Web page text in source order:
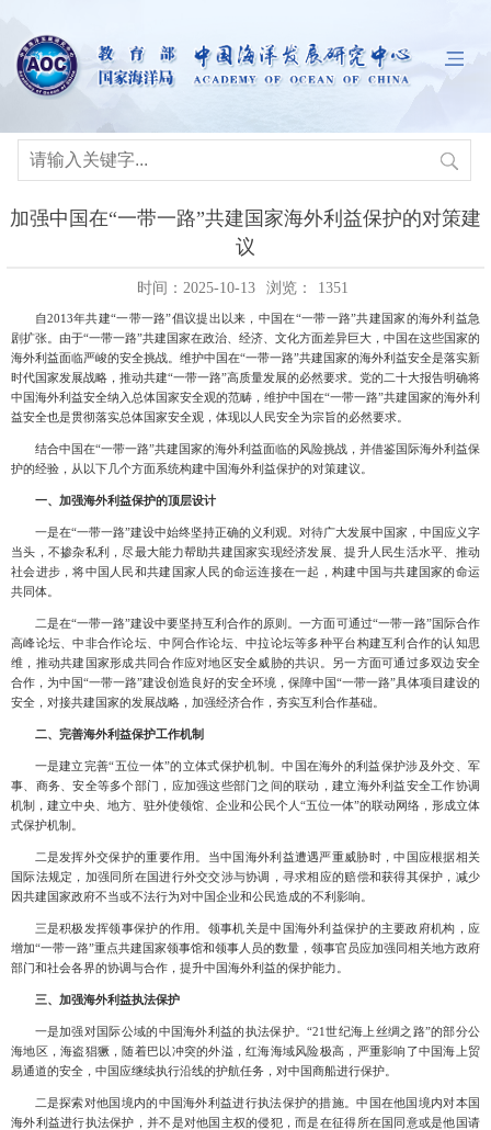
加强中国在“一带一路”共建国家海外利益保护的对策建
议
时间：2025-10-13 浏览： 1351
自2013年共建“一带一路”倡议提出以来，中国在“一带一路”共建国家的海外利益急
剧扩张。由于“一带一路”共建国家在政治、经济、文化方面差异巨大， 中国在这些国家的
海外利益面临严峻的安全挑战。维护中国在“一带一路”共建国家的海外利益安全是落实新
时代国家发展战略 ，推动共建“一带一路”高质量发展的必然要求。党的二十大报告明确将
中国海外利益安全纳入总体国家安全观的范畴，维护中国在“一带一路”共建国家的海外利
益安全也是贯彻落实总体国家安全观，体现以人民安全为宗旨的必然要求。
结合中国在“一带一路”共建国家的海外利益面临的风险挑战，并借鉴国际海外利益保
护的经验，从以下几个方面系统构建中国海外利益保护的对策建议。
一、 加强海外利益保护的顶层设计
一是在“一带一路”建设中始终坚持正确的义利观。对待广大发展中国家 ，中国应义字
当头，不掺杂私利，尽最大能力帮助共建国家实现经济发展、提升人民生活水平、推动
社会进步，将中国人民和共建国家人民的命运连接在一起，构建中国与共建国家的命运
共同体。
二是在“一带一路”建设中要坚持互利合作的原则。一方面可通过“一带一路”国际合作
高峰论坛、中非合作论坛、中阿合作论坛、中拉论坛等多种平台构建互利合作的认知思
维 ，推动共建国家形成共同合作应对地区安全威胁的共识。另一方面可通过多双边安全
合作，为中国“一带一路”建设创造良好的安全环境，保障中国“一带一路”具体项目建设的
安全，对接共建国家的发展战略，加强经济合作，夯实互利合作基础。
二、 完善海外利益保护工作机制
一是建立完善“五位一体”的立体式保护机制。中国在海外的利益保护涉及外交、军
事、商务、安全等多个部门 ，应加强这些部门之间的联动，建立海外利益安全工作协调
机制，建立中央、地方、驻外使领馆、企业和公民个人“五位一体”的联动网络，形成立体
式保护机制。
二是发挥外交保护的重要作用。当中国海外利益遭遇严重威胁时，中国应根据相关
国际法规定，加强同所在国进行外交交涉与协调，寻求相应的赔偿和获得其保护，减少
因共建国家政府不当或不法行为对中国企业和公民造成的不利影响。
三是积极发挥领事保护的作用。领事机关是中国海外利益保护的主要政府机构 ，应
增加“一带一路”重点共建国家领事馆和领事人员的数量，领事官员应加强同相关地方政府
部门和社会各界的协调与合作，提升中国海外利益的保护能力。
三、 加强海外利益执法保护
一是加强对国际公域的中国海外利益的执法保护。“21世纪海上丝绸之路”的部分公
海地区，海盗猖獗，随着巴以冲突的外溢，红海海域风险极高，严重影响了中国海上贸
易通道的安全，中国应继续执行沿线的护航任务，对中国商船进行保护。
二是探索对他国境内的中国海外利益进行执法保护的措施。中国在他国境内对本国
海外利益进行执法保护 ，并不是对他国主权的侵犯，而是在征得所在国同意或是他国请